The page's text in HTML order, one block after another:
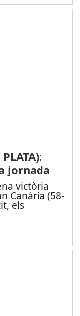
jornada
victòria
Canària (58-
els